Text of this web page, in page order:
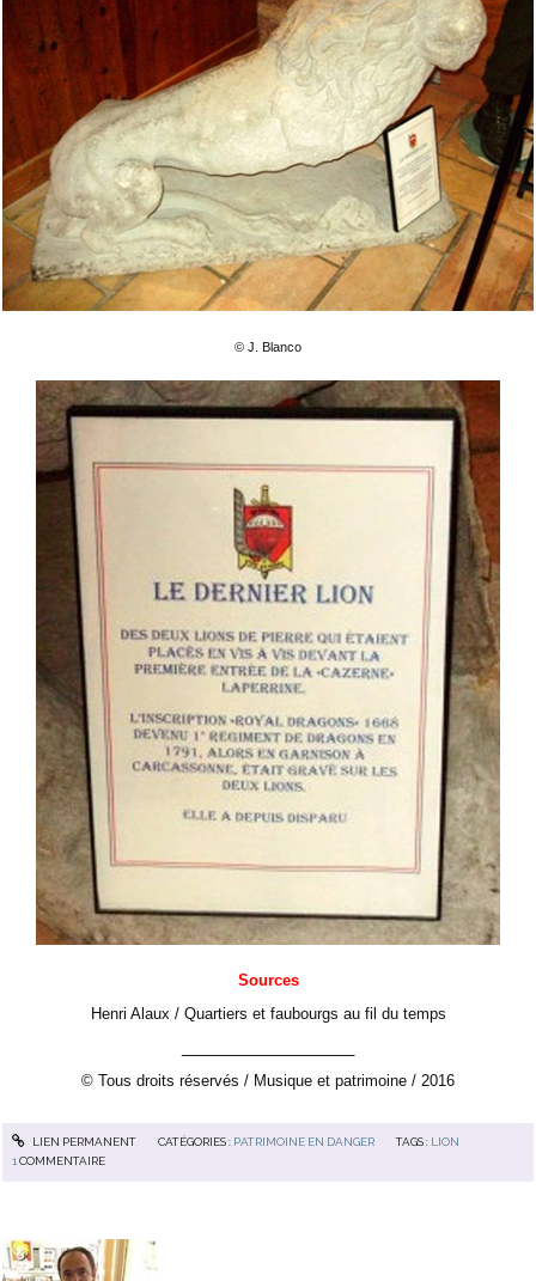
© J. Blanco
Sources
Henri Alaux / Quartiers et faubourgs au fil du temps
© Tous droits réservés / Musique et patrimoine / 2016
LIEN PERMANENT CATÉGORIES : PATRIMOINE EN DANGER TAGS : LION
1COMMENTAIRE